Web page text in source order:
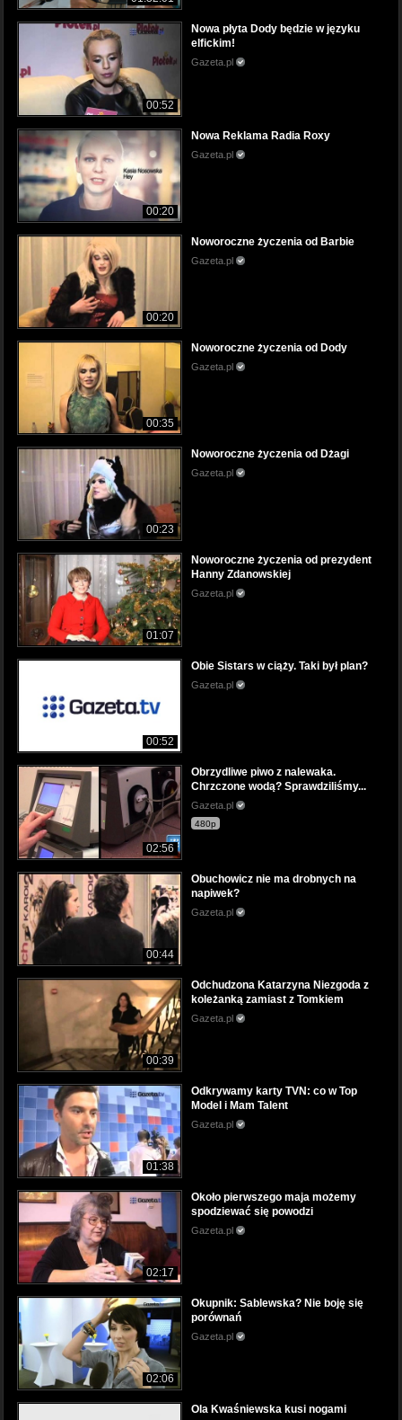
00:52
Nowa płyta Dody będzie w języku
elfickim!
Gazeta.pl
00:20
Nowa Reklama Radia Roxy
Gazeta.pl
00:20
Noworoczne życzenia od Barbie
Gazeta.pl
00:35
Noworoczne życzenia od Dody
Gazeta.pl
00:23
Noworoczne życzenia od Dżagi
Gazeta.pl
01:07
Noworoczne życzenia od prezydent
Hanny Zdanowskiej
Gazeta.pl
00:52
Obie Sistars w ciąży. Taki był plan?
Gazeta.pl
02:56
Obrzydliwe piwo z nalewaka.
Chrzczone wodą? Sprawdziliśmy...
Gazeta.pl
480p
00:44
Obuchowicz nie ma drobnych na
napiwek?
Gazeta.pl
00:39
Odchudzona Katarzyna Niezgoda z
koleżanką zamiast z Tomkiem
Gazeta.pl
01:38
Odkrywamy karty TVN: co w Top
Model i Mam Talent
Gazeta.pl
02:17
Około pierwszego maja możemy
spodziewać się powodzi
Gazeta.pl
02:06
Okupnik: Sablewska? Nie boję się
porównań
Gazeta.pl
Ola Kwaśniewska kusi nogami